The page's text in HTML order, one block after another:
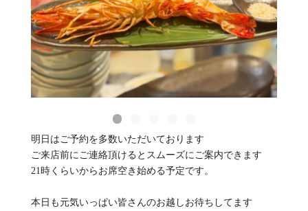
明日はご予約を多数いただいております
ご来店前にご連絡頂けるとスムーズにご案内できます
21時くらいからお席空き始める予定です。
本日も元気いっぱい皆さんのお越しお待ちしてます